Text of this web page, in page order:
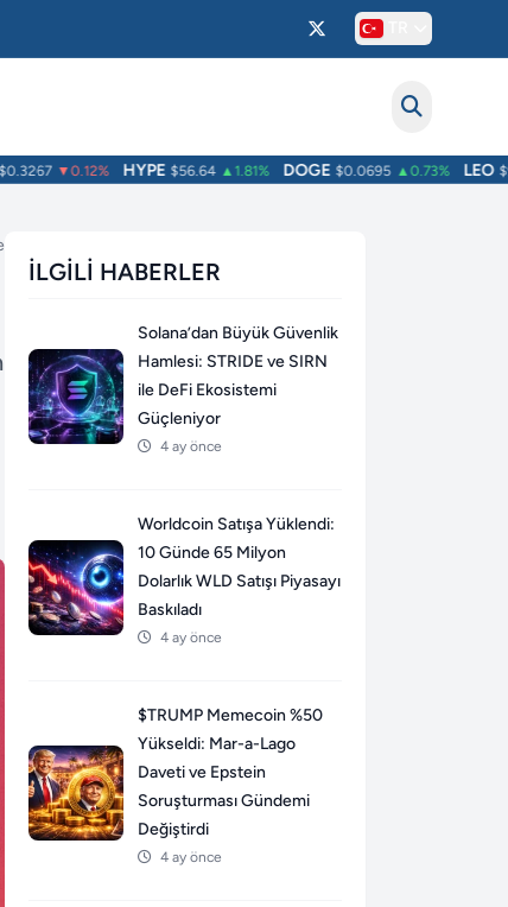
▼0.12% HYPE $56.64 ▲1.81% DOGE $0.0695 ▲0.73% LEO
İLGILI HABERLER
Solana’dan Büyük Güvenlik
Hamlesi: STRIDE ve SIRN
ile DeFi Ekosistemi
Güçleniyor
4 ay önce
Worldcoin Satışa Yüklendi:
10 Günde 65 Milyon
Dolarlık WLD Satışı Piyasayı
Baskıladı
4 ay önce
$TRUMP Memecoin %50
Yükseldi: Mar-a-Lago
Daveti ve Epstein
Soruşturması Gündemi
Değiştirdi
4 ay önce